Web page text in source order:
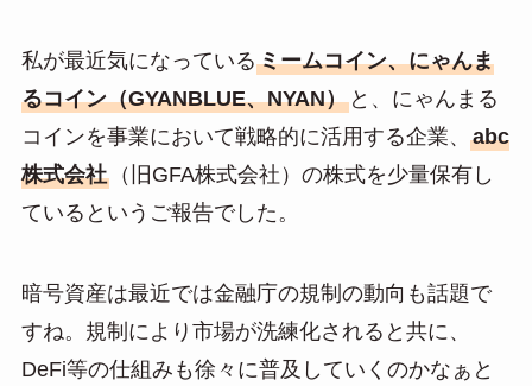
私が最近気になっているミームコイン、にゃんま
るコイン（GYANBLUE、NYAN）と、にゃんまる
コインを事業において戦略的に活用する企業、 abc
株式会社（旧GFA株式会社）の株式を少量保有し
ているというご報告でした。
暗号資産は最近では金融庁の規制の動向も話題で
すね。規制により市場が洗練化されると共に、
DeFi等の仕組みも徐々に普及していくのかなぁと